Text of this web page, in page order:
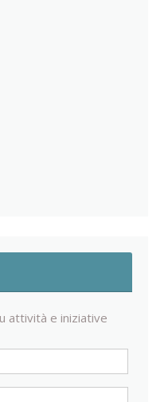
attività e iniziative